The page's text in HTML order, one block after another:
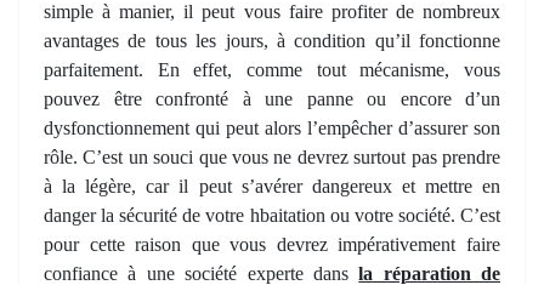
simple à manier, il peut vous faire profiter de nombreux
avantages de tous les jours, à condition qu’il fonctionne
parfaitement. En effet, comme tout mécanisme, vous
pouvez être confronté à une panne ou encore d’un
dysfonctionnement qui peut alors l’empêcher d’assurer son
rôle. C’est un souci que vous ne devrez surtout pas prendre
à la légère, car il peut s’avérer dangereux et mettre en
danger la sécurité de votre hbaitation ou votre société. C’est
pour cette raison que vous devrez impérativement faire
confiance à une société experte dansla réparation de